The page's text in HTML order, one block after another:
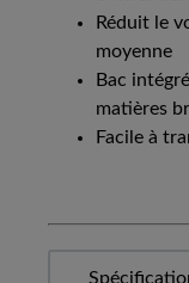
Réduit le
moyenne
Bac
matières
Facile à